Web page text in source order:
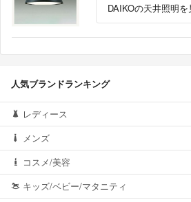
DAIKOの天井照明を
人気ブランドランキング
レディース
メンズ
コスメ/美容
キッズ/ベビー/マタニティ